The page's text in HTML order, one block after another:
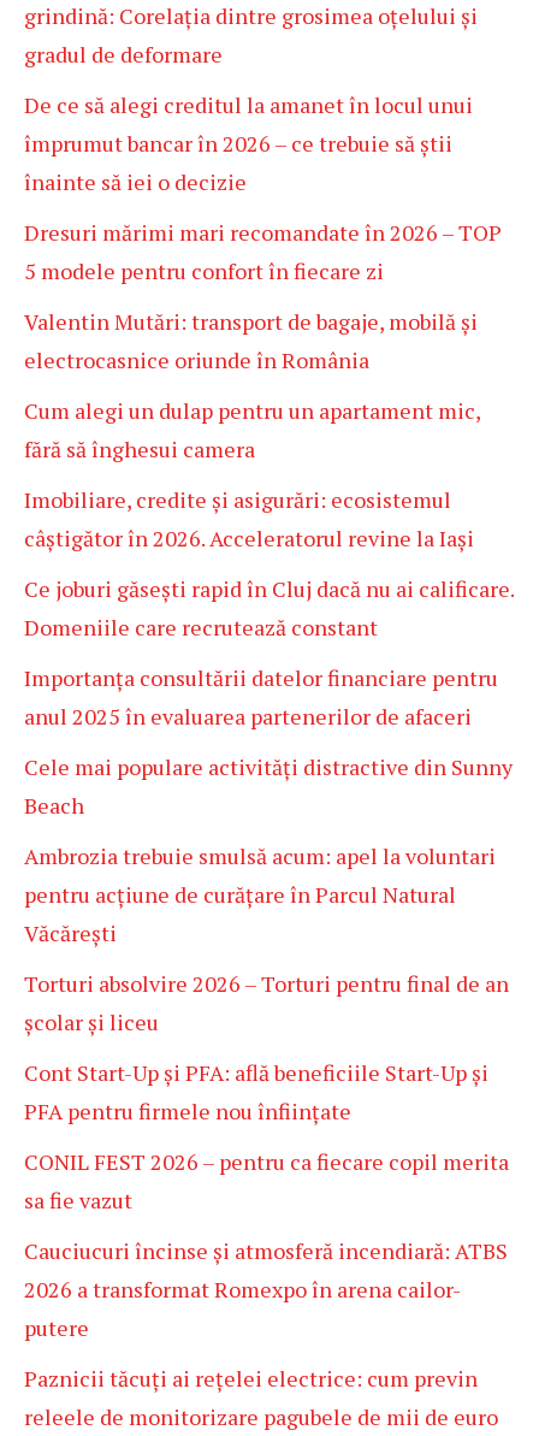
grindină: Corelația dintre grosimea oțelului și
gradul de deformare
De ce să alegi creditul la amanet în locul unui
împrumut bancar în 2026 – ce trebuie să știi
înainte să iei o decizie
Dresuri mărimi mari recomandate în 2026 – TOP
5 modele pentru confort în fiecare zi
Valentin Mutări: transport de bagaje, mobilă și
electrocasnice oriunde în România
Cum alegi un dulap pentru un apartament mic,
fără să înghesui camera
Imobiliare, credite și asigurări: ecosistemul
câștigător în 2026. Acceleratorul revine la Iași
Ce joburi găsești rapid în Cluj dacă nu ai calificare.
Domeniile care recrutează constant
Importanța consultării datelor financiare pentru
anul 2025 în evaluarea partenerilor de afaceri
Cele mai populare activități distractive din Sunny
Beach
Ambrozia trebuie smulsă acum: apel la voluntari
pentru acțiune de curățare în Parcul Natural
Văcărești
Torturi absolvire 2026 – Torturi pentru final de an
școlar și liceu
Cont Start-Up și PFA: află beneficiile Start-Up și
PFA pentru firmele nou înființate
CONIL FEST 2026 – pentru ca fiecare copil merita
sa fie vazut
Cauciucuri încinse și atmosferă incendiară: ATBS
2026 a transformat Romexpo în arena cailor-
putere
Paznicii tăcuți ai rețelei electrice: cum previn
releele de monitorizare pagubele de mii de euro